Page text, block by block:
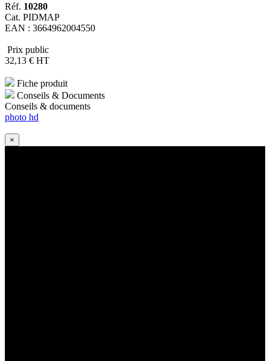
Réf. 10280
Cat. PIDMAP
EAN : 3664962004550
Prix public
32,13 € HT
Fiche produit
Conseils & Documents
Conseils & documents
photo hd
×